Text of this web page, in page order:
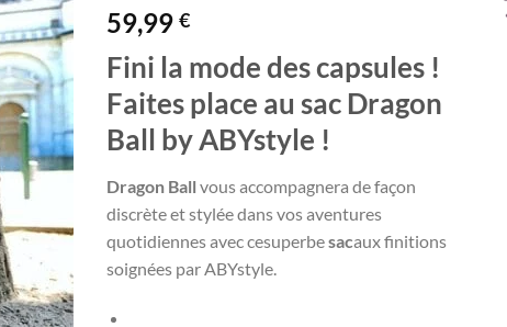
59,99 €
Fini la mode des capsules !
Faites place au sac Dragon
Ball by ABYstyle !
Dragon Ball vous accompagnera de façon
discrète et stylée dans vos aventures
quotidiennes avec cesuperbesacaux finitions
soignées par ABYstyle.